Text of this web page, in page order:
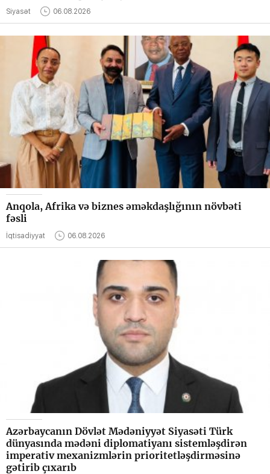
Siyasət 06.08.2026
Anqola, Afrika və biznes əməkdaşlığının növbəti
fəsli
İqtisadiyyat 06.08.2026
Azərbaycanın Dövlət Mədəniyyət Siyasəti Türk
dünyasında mədəni diplomatiyanı sistemləşdirən
imperativ mexanizmlərin prioritetləşdirməsinə
gətirib çıxarıb